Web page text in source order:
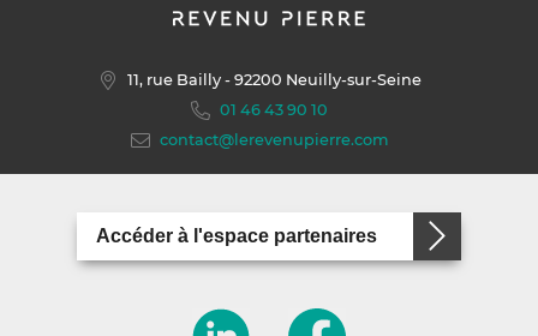
11, rue Bailly- 92200 Neuilly-sur-Seine
01 46 43 90 10
contact@lerevenupierre.com
Accéder à l'espace partenaires